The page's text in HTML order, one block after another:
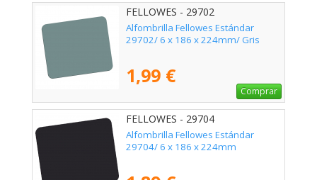
FELLOWES - 29702
Alfombrilla Fellowes Estándar
29702/ 6 x 186 x 224mm/ Gris
1,99 €
Comprar
FELLOWES - 29704
Alfombrilla Fellowes Estándar
29704/ 6 x 186 x 224mm